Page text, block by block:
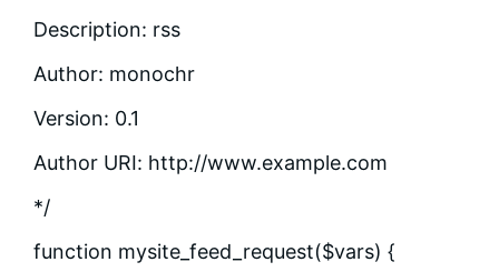
Description: rss
Author: monochr
Version: 0.1
Author URI: http://www.example.com
*/
function mysite_feed_request($vars) {